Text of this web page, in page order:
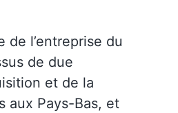
l’entreprise du
de due
et de la
aux Pays-Bas, et